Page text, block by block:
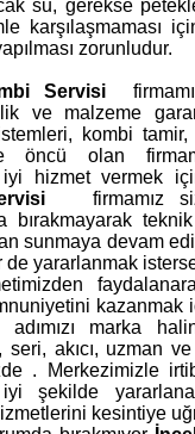
su, gerekse
karşılaşmaması
zorunludur.
Servisi
ve malzeme
kombi
öncü olan
hizmet vermek
firmamız
sunmaya devam
yararlanmak
kazanmak
marka
akıcı, uzman
. Merkezimizle
şekilde
kesintiye